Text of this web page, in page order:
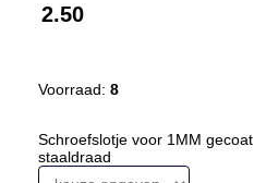
2.50
Voorraad: 8
Schroefslotje voor 1MM gecoat
staaldraad